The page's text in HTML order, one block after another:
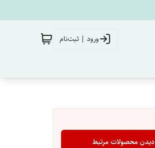
ورود | ثبت‌نام
دیدن محصولات مرتبط